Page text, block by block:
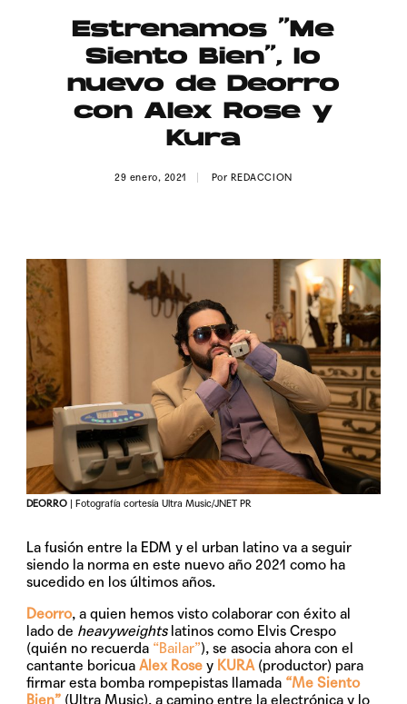
Contacto
Aviso Legal
© 2015-2022 UMOMAG. PROPIEDAD DE UMO agency. TODOS LOS
DERECHOS RESERVADOS.
Estrenamos “Me
Siento Bien”, lo
nuevo de Deorro
con Alex Rose y
Kura
29 enero, 2021 Por REDACCION
DEORRO | Fotografía cortesía Ultra Music/JNET PR
La fusión entre la EDM y el urban latino va a seguir
siendo la norma en este nuevo año 2021 como ha
sucedido en los últimos años.
Deorro, a quien hemos visto colaborar con éxito al
lado de heavyweightslatinos como Elvis Crespo
(quién no recuerda “Bailar”), se asocia ahora con el
cantante boricuaAlex Rose y KURA (productor) para
firmar esta bomba rompepistas llamada “Me Siento
Bien” (Ultra Music), a camino entre la electrónica y lo